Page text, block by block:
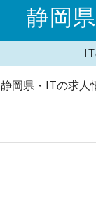
静岡
静岡県・ITの求人